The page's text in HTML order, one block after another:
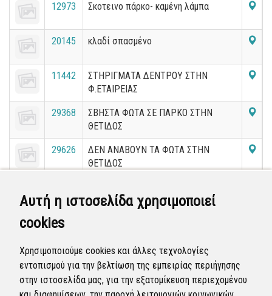
Αυτή η ιστοσελίδα χρησιμοποιεί
cookies
Χρησιμοποιούμε cookies και άλλες τεχνολογίες
εντοπισμού για την βελτίωση της εμπειρίας περιήγησης
στην ιστοσελίδα μας, για την εξατομίκευση περιεχομένου
12973 Σκοτεινο πάρκο- καμένη λάμπα
20145 κλαδί σπασμένο
11442
ΣΤΗΡΙΓΜΑΤΑ ΔΕΝΤΡΟΥ ΣΤΗΝ
Φ.ΕΤΑΙΡΕΙΑΣ
29368
ΣΒΗΣΤΑ ΦΩΤΑ ΣΕ ΠΑΡΚΟ ΣΤΗΝ
ΘΕΤΙΔΟΣ
29626
ΔΕΝ ΑΝΑΒΟΥΝ ΤΑ ΦΩΤΑ ΣΤΗΝ
ΘΕΤΙΔΟΣ
ΑΦΡΟΔΙΤΗΣ
22730
« 5 6 7 8 9 10 11 12 13
14
»